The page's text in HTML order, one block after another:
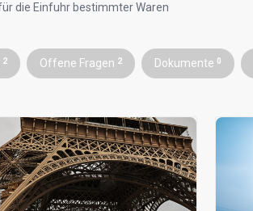
die Einfuhr bestimmter Waren
2 Offene Fragen 2 Dokumente 0